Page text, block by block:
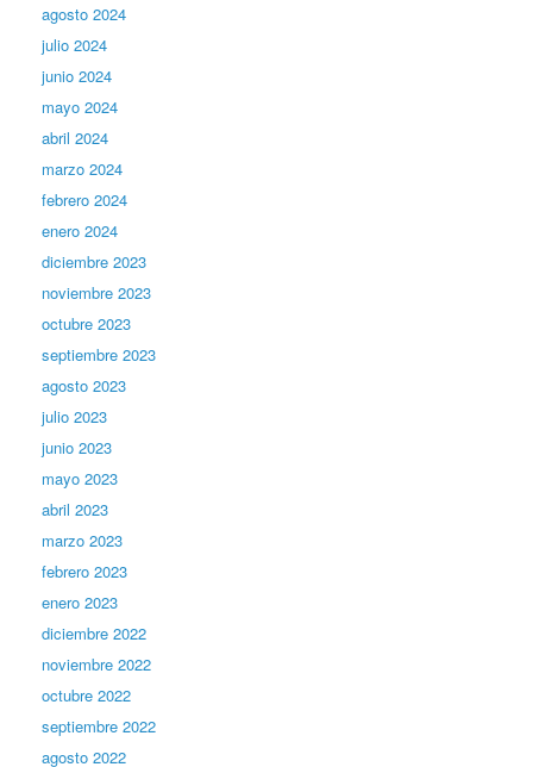
agosto 2024
julio 2024
junio 2024
mayo 2024
abril 2024
marzo 2024
febrero 2024
enero 2024
diciembre 2023
noviembre 2023
octubre 2023
septiembre 2023
agosto 2023
julio 2023
junio 2023
mayo 2023
abril 2023
marzo 2023
febrero 2023
enero 2023
diciembre 2022
noviembre 2022
octubre 2022
septiembre 2022
agosto 2022